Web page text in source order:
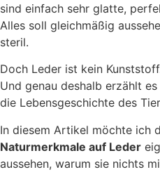
sind einfach sehr glatte,
Alles soll gleichmäßig
steril.
Doch Leder ist kein
Und genau deshalb erzählt
die Lebensgeschichte des
In diesem Artikel möchte ich
Naturmerkmale auf Leder
aussehen, warum sie nichts